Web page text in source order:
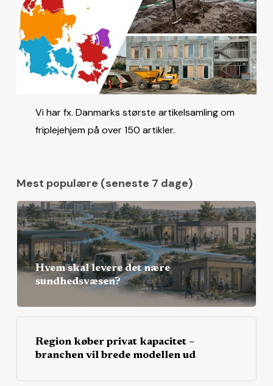
Vi har fx. Danmarks største artikelsamling om
friplejehjem på over 150 artikler.
Mest populære (seneste 7 dage)
Hvem skal levere det nære
sundhedsvæsen?
Region køber privat kapacitet –
branchen vil brede modellen ud